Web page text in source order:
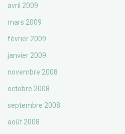
avril 2009
mars 2009
février 2009
janvier 2009
novembre 2008
octobre 2008
septembre 2008
août 2008